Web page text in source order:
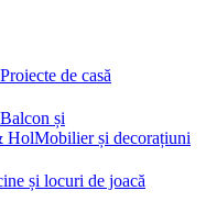
Proiecte de casă
Balcon și
HolMobilier și decorațiuni
și locuri de joacă